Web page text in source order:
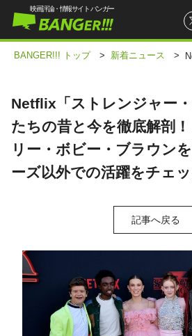
映画記事
映画評価
映画評論・情報サイト バンガー
BANGER!!! トップ > 新着ニュース >
Netflix「ストレンジャー
たちの昔と今を徹底解剖
リー・ボビー・ブラウン
ーズ以外での活躍をチェ
記事へ戻る